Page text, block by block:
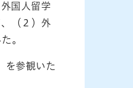
国人留学
（２）外
。
を参観いた